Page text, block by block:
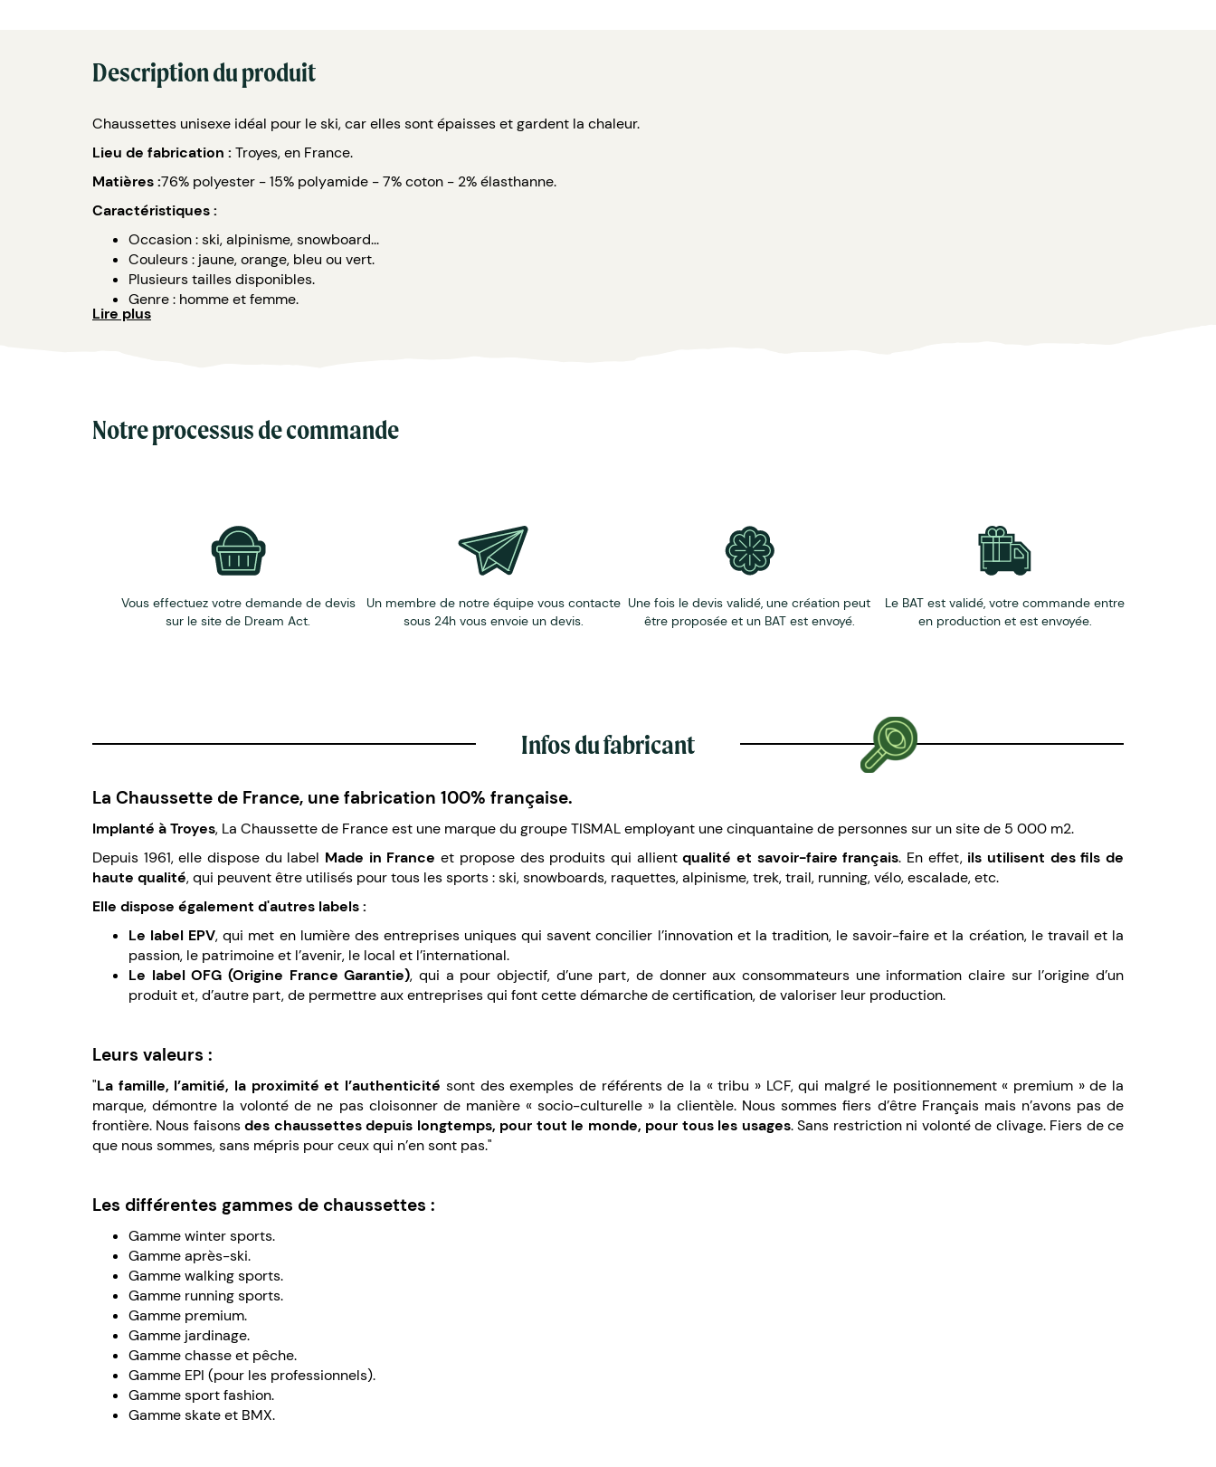
Description du produit
Chaussettes unisexe idéal pour le ski, car elles sont épaisses et gardent la chaleur.
Lieu de fabrication : Troyes, en France.
Matières :76% polyester - 15% polyamide - 7% coton - 2% élasthanne.
Caractéristiques :
Occasion : ski, alpinisme, snowboard...
Couleurs : jaune, orange, bleu ou vert.
Plusieurs tailles disponibles.
Genre : homme et femme.
Type : mis bas.
Lire plus
Notre processus de commande
Vous effectuez votre demande de devis
sur le site de Dream Act.
Un membre de notre équipe vous contacte
sous 24h vous envoie un devis.
Une fois le devis validé, une création peut
être proposée et un BAT est envoyé.
Le BAT est validé, votre commande entre
en production et est envoyée.
Infos du fabricant
La Chaussette de France, une fabrication 100% française.
Implanté à Troyes, La Chaussette de France est une marque du groupe TISMAL employant une cinquantaine de personnes sur un site de 5 000 m2.
Depuis 1961, elle dispose du label Made in France et propose des produits qui allientqualité et savoir-faire français. En effet, ils utilisent des fils de
haute qualité, qui peuvent être utilisés pour tous les sports : ski, snowboards, raquettes, alpinisme, trek, trail, running, vélo, escalade, etc.
Elle dispose également d'autres labels :
Le label EPV, qui met en lumière des entreprises uniques qui savent concilier l’innovation et la tradition, le savoir-faire et la création, le travail et la
passion, le patrimoine et l’avenir, le local et l’international.
Le label OFG (Origine France Garantie), qui a pour objectif, d’une part, de donner aux consommateurs une information claire sur l’origine d’un
produit et, d’autre part, de permettre aux entreprises qui font cette démarche de certification, de valoriser leur production.
Leurs valeurs :
"La famille, l’amitié, la proximité et l’authenticité sont des exemples de référents de la « tribu » LCF, qui malgré le positionnement « premium » de la
marque, démontre la volonté de ne pas cloisonner de manière « socio-culturelle » la clientèle. Nous sommes fiers d’être Français mais n’avons pas de
frontière. Nous faisonsdes chaussettes depuis longtemps, pour tout le monde, pour tous les usages. Sans restriction ni volonté de clivage. Fiers de ce
que nous sommes, sans mépris pour ceux qui n’en sont pas."
Les différentes gammes de chaussettes :
Gamme winter sports.
Gamme après-ski.
Gamme walking sports.
Gamme running sports.
Gamme premium.
Gamme jardinage.
Gamme chasse et pêche.
Gamme EPI (pour les professionnels).
Gamme sport fashion.
Gamme skate et BMX.